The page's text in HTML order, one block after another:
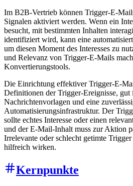
Im B2B-Vertrieb können Trigger-E-
Signalen aktiviert werden. Wenn ein
besucht, mit bestimmten Inhalten
identifiziert wird, kann eine
um diesen Moment des Interesses zu
und Relevanz von Trigger-E-Mails
Konvertierungstools.
Die Einrichtung effektiver Trigger-E-
Definitionen der Trigger-Ereignisse, gut
Nachrichtenvorlagen und eine
Automatisierungsinfrastruktur. Der
sollte echtes Interesse oder einen
und der E-Mail-Inhalt muss zur Aktion
Irrelevante oder schlecht getimte
hilfreich wirken.
Kernpunkte